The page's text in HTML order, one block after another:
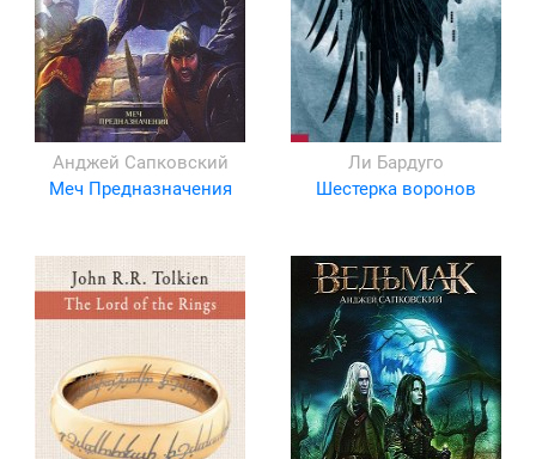
Анджей Сапковский
Меч Предназначения
Ли Бардуго
Шестерка воронов